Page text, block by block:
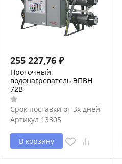
255 227,76 ₽
Проточный
водонагреватель ЭПВН
72В
Срок поставки от 3х дней
Артикул 13305
В корзину